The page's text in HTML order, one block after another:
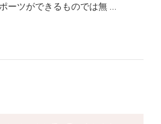
ーツができるものでは無 …